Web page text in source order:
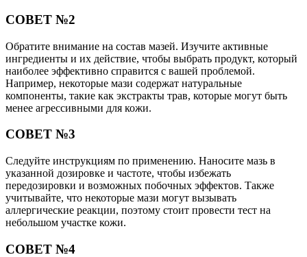
СОВЕТ №2
Обратите внимание на состав мазей. Изучите активные
ингредиенты и их действие, чтобы выбрать продукт, который
наиболее эффективно справится с вашей проблемой.
Например, некоторые мази содержат натуральные
компоненты, такие как экстракты трав, которые могут быть
менее агрессивными для кожи.
СОВЕТ №3
Следуйте инструкциям по применению. Наносите мазь в
указанной дозировке и частоте, чтобы избежать
передозировки и возможных побочных эффектов. Также
учитывайте, что некоторые мази могут вызывать
аллергические реакции, поэтому стоит провести тест на
небольшом участке кожи.
СОВЕТ №4